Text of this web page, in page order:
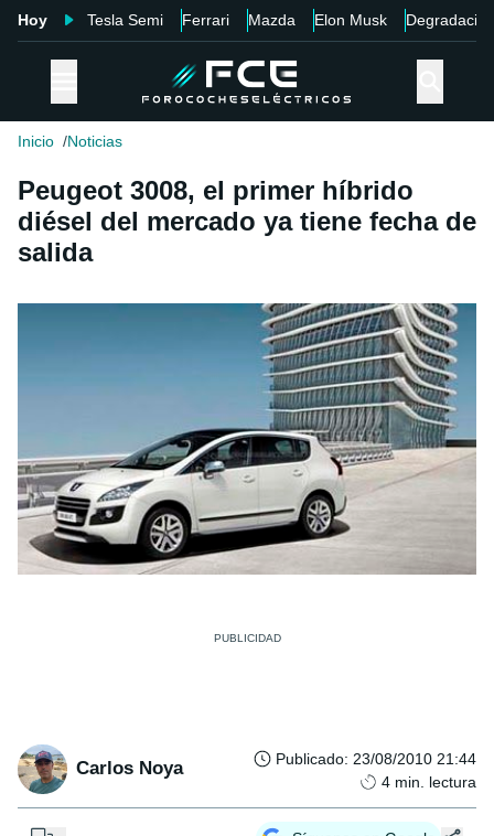
Hoy Tesla Semi Ferrari Mazda Elon Musk Degradación
Inicio Noticias
Peugeot 3008, el primer híbrido
diésel del mercado ya tiene fecha de
salida
Carlos Noya Publicado: 23/08/2010 21:44
4 min. lectura